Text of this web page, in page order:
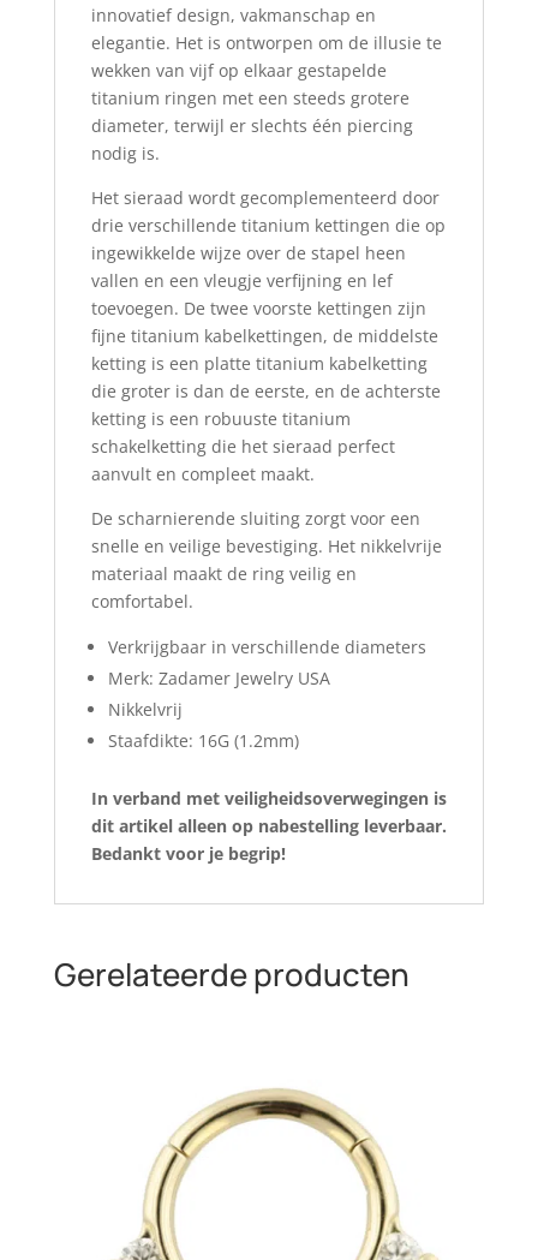
innovatief design, vakmanschap en
elegantie. Het is ontworpen om de illusie te
wekken van vijf op elkaar gestapelde
titanium ringen met een steeds grotere
diameter, terwijl er slechts één piercing
nodig is.
Het sieraad wordt gecomplementeerd door
drie verschillende titanium kettingen die op
ingewikkelde wijze over de stapel heen
vallen en een vleugje verfijning en lef
toevoegen. De twee voorste kettingen zijn
fijne titanium kabelkettingen, de middelste
ketting is een platte titanium kabelketting
die groter is dan de eerste, en de achterste
ketting is een robuuste titanium
schakelketting die het sieraad perfect
aanvult en compleet maakt.
De scharnierende sluiting zorgt voor een
snelle en veilige bevestiging. Het nikkelvrije
materiaal maakt de ring veilig en
comfortabel.
Verkrijgbaar in verschillende diameters
Merk: Zadamer Jewelry USA
Nikkelvrij
Staafdikte: 16G (1.2mm)
In verband met veiligheidsoverwegingen is
dit artikel alleen op nabestelling leverbaar.
Bedankt voor je begrip!
Gerelateerde producten